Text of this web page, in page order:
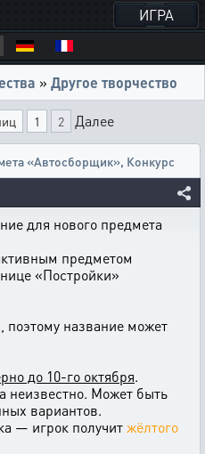
ИГРА
» Другое творчество
1 2 Далее
«Автосборщик», Конкурс
для нового предмета
предметом
«Постройки»
название может
до 10-го октября.
неизвестно. Может быть
вариантов.
— игрок получитжёлтого